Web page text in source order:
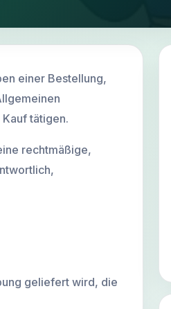
einer Bestellung,
tätigen.
rechtmäßige,
geliefert wird, die